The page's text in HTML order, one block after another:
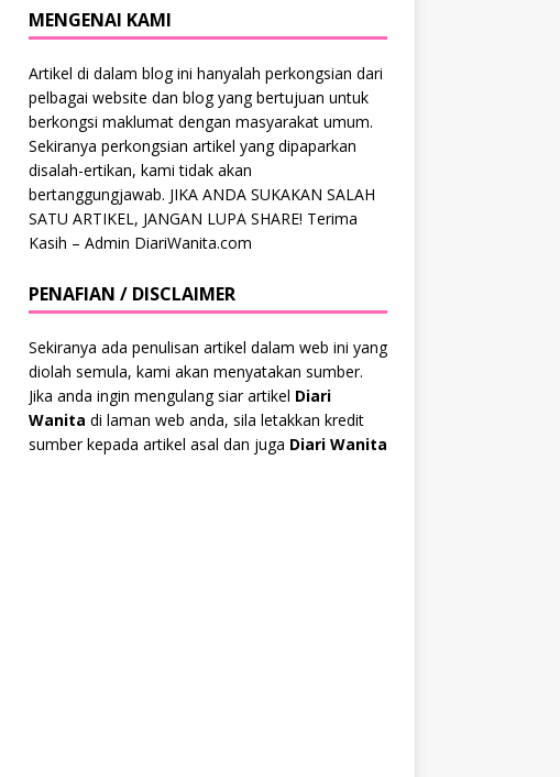
MENGENAI KAMI
Artikel di dalam blog ini hanyalah perkongsian dari
pelbagai website dan blog yang bertujuan untuk
berkongsi maklumat dengan masyarakat umum.
Sekiranya perkongsian artikel yang dipaparkan
disalah-ertikan, kami tidak akan
bertanggungjawab. JIKA ANDA SUKAKAN SALAH
SATU ARTIKEL, JANGAN LUPA SHARE! Terima
Kasih – Admin DiariWanita.com
PENAFIAN / DISCLAIMER
Sekiranya ada penulisan artikel dalam web ini yang
diolah semula, kami akan menyatakan sumber.
Jika anda ingin mengulang siar artikel Diari
Wanita di laman web anda, sila letakkan kredit
sumber kepada artikel asal dan juga Diari Wanita